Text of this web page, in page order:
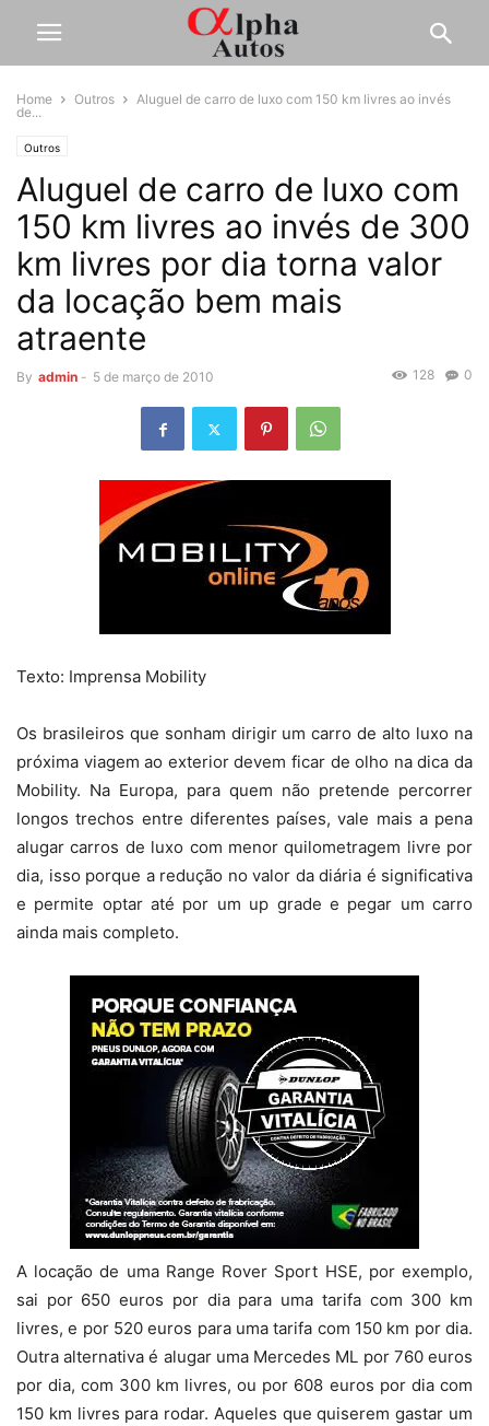
Home Outros
Aluguel de carro de luxo com 150 km livres ao invés
de...
Outros
Aluguel de carro de luxo com
150 km livres ao invés de 300
km livres por dia torna valor
da locação bem mais
atraente
By admin - 5 de março de 2010 0
128
Texto: Imprensa Mobility
Os brasileiros que sonham dirigir um carro de alto luxo na
próxima viagem ao exterior devem ficar de olho na dica da
Mobility. Na Europa, para quem não pretende percorrer
longos trechos entre diferentes países, vale mais a pena
alugar carros de luxo com menor quilometragem livre por
dia, isso porque a redução no valor da diária é significativa
e permite optar até por um up grade e pegar um carro
ainda mais completo.
A locação de uma Range Rover Sport HSE, por exemplo,
sai por 650 euros por dia para uma tarifa com 300 km
livres, e por 520 euros para uma tarifa com 150 km por dia.
Outra alternativa é alugar uma Mercedes ML por 760 euros
por dia, com 300 km livres, ou por 608 euros por dia com
150 km livres para rodar. Aqueles que quiserem gastar um